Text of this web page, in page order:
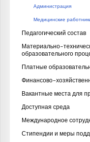
Администрация
Медицинские
Педагогический состав
Материально-
образовательного
Платные
Финансово-
Вакантные места для
Доступная среда
Международное
Стипендии и меры